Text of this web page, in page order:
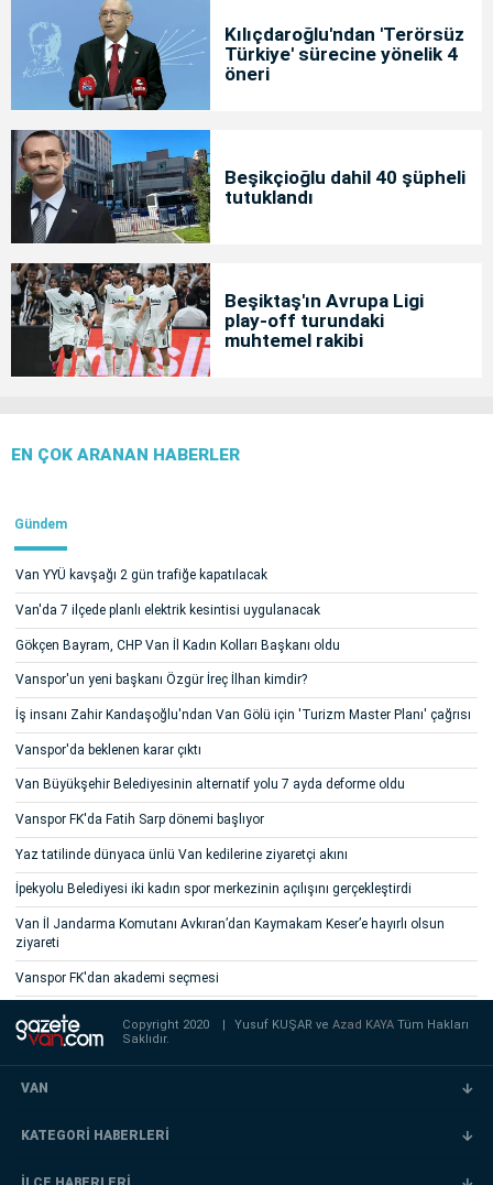
Kılıçdaroğlu'ndan 'Terörsüz
Türkiye' sürecine yönelik 4
öneri
Beşikçioğlu dahil 40 şüpheli
tutuklandı
Beşiktaş'ın Avrupa Ligi
play-off turundaki
muhtemel rakibi
EN ÇOK ARANAN HABERLER
Gündem
Van YYÜ kavşağı 2 gün trafiğe kapatılacak
Van'da 7 ilçede planlı elektrik kesintisi uygulanacak
Gökçen Bayram, CHP Van İl Kadın Kolları Başkanı oldu
Vanspor'un yeni başkanı Özgür İreç İlhan kimdir?
İş insanı Zahir Kandaşoğlu'ndan Van Gölü için 'Turizm Master Planı' çağrısı
Vanspor'da beklenen karar çıktı
Van Büyükşehir Belediyesinin alternatif yolu 7 ayda deforme oldu
Vanspor FK'da Fatih Sarp dönemi başlıyor
Yaz tatilinde dünyaca ünlü Van kedilerine ziyaretçi akını
İpekyolu Belediyesi iki kadın spor merkezinin açılışını gerçekleştirdi
Van İl Jandarma Komutanı Avkıran’dan Kaymakam Keser’e hayırlı olsun
ziyareti
Vanspor FK'dan akademi seçmesi
Copyright 2020 Yusuf KUŞAR veAzad KAYATüm Hakları
Saklıdır.
VAN
KATEGORİ HABERLERİ